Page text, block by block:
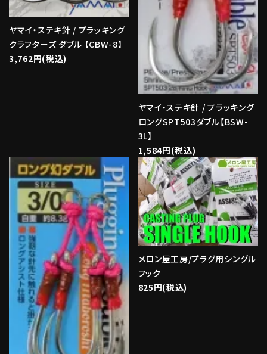
ヤマイ・ステキ針 / プラッキング
クラフターズ ダブル 【CBW-8】
3,762円(税込)
ヤマイ・ステキ針 / プラッキング
ロングSPT503ダブル【BSW-
3L】
1,584円(税込)
メロン屋工房/プラグ用シングル
フック
825円(税込)